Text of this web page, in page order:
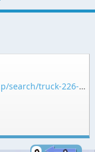
truck-226-0417G.html